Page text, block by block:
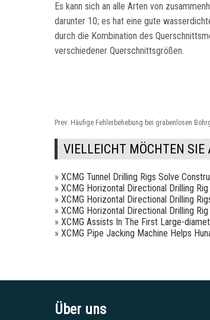
Es kann sich an alle Arten von
darunter 10; es hat eine gute
durch die Kombination des
verschiedener Querschnittsgrößen.
Prev: Häufige Fehlerbehebung bei grabenlosen
VIELLEICHT MÖCHTEN SIE
» XCMG Tunnel Drilling Rigs Solve
» XCMG Horizontal Directional Drilling
» XCMG Horizontal Directional Drilling
» XCMG Horizontal Directional Drilling
» XCMG Assists In The First Large-
» XCMG Pipe Jacking Machine Helps
Über uns